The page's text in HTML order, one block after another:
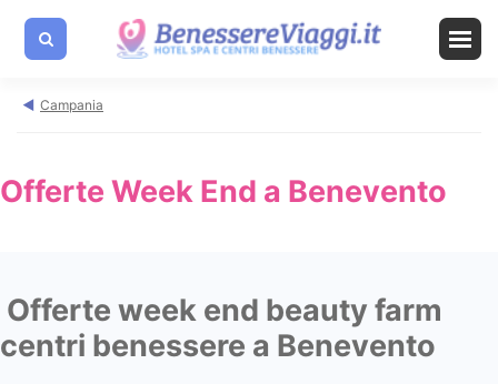
Campania
Offerte Week End a Benevento
Offerte week end beauty farm
centri benessere a Benevento